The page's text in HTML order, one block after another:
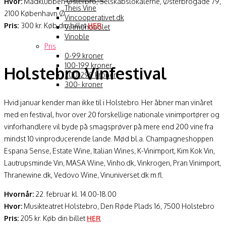
Theis Vine
Vincooperativet.dk
Vinmonopolet
Vinoble
Pris
0-99 kroner
100-199 kroner
200-299 kroner
300- kroner
2100 København Ø
Pris: 300 kr. Køb din billetHER
Holstebro Vinfestival
Hvid januar kender man ikke til i Holstebro. Her åbner man vinåret
med en festival, hvor over 20 forskellige nationale vinimportører og
vinforhandlere vil byde på smagsprøver på mere end 200 vine fra
mindst 10 vinproducerende lande. Mød bl.a. Champagneshoppen
Espana Sense, Estate Wine, Italian Wines, K-Vinimport, Kim Kok Vin,
Lautrupsminde Vin, MASA Wine, Vinho.dk, Vinkrogen, Pran Vinimport,
Thranewine.dk, Vedovo Wine, Vinuniverset.dk m.fl.
Hvornår: 22. februar kl. 14.00-18.00
Hvor: Musikteatret Holstebro, Den Røde Plads 16, 7500 Holstebro
Pris: 205 kr. Køb din billetHER